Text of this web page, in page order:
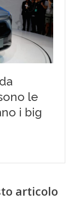
articolo